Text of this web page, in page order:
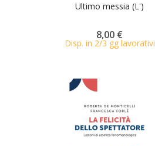
Ultimo messia (L')
8,00 €
Disp. in 2/3 gg lavorativi